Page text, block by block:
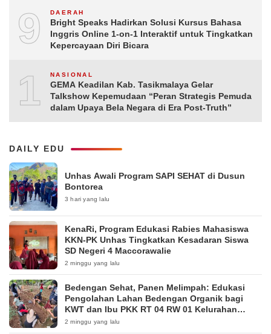
9 DAERAH
Bright Speaks Hadirkan Solusi Kursus Bahasa
Inggris Online 1-on-1 Interaktif untuk Tingkatkan
Kepercayaan Diri Bicara
10NASIONAL
GEMA Keadilan Kab. Tasikmalaya Gelar
Talkshow Kepemudaan “Peran Strategis Pemuda
dalam Upaya Bela Negara di Era Post-Truth”
DAILY EDU
Unhas Awali Program SAPI SEHAT di Dusun
Bontorea
3 hari yang lalu
KenaRi, Program Edukasi Rabies Mahasiswa
KKN-PK Unhas Tingkatkan Kesadaran Siswa
SD Negeri 4 Maccorawalie
2 minggu yang lalu
Bedengan Sehat, Panen Melimpah: Edukasi
Pengolahan Lahan Bedengan Organik bagi
KWT dan Ibu PKK RT 04 RW 01 Kelurahan
Pakintelan
2 minggu yang lalu